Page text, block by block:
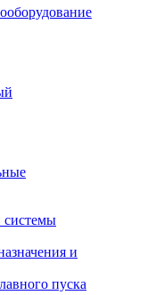
системы
и
пуска